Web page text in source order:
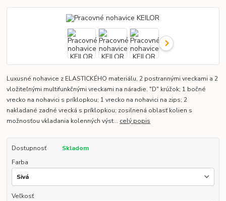
Luxusné nohavice z ELASTICKÉHO materiálu, 2 postrannými vreckami a 2
vložiteľnými multifunkčnými vreckami na náradie. "D" krúžok; 1 bočné
vrecko na nohavici s príklopkou; 1 vrecko na nohavici na zips; 2
nakladané zadné vrecká s príklopkou; zosilnená oblasť kolien s
možnosťou vkladania kolenných výst... celý popis
Dostupnosť
Skladom
Farba
Veľkosť